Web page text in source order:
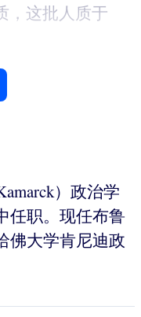
，这批人质于
）政治学
任职。现任布鲁
佛大学肯尼迪政